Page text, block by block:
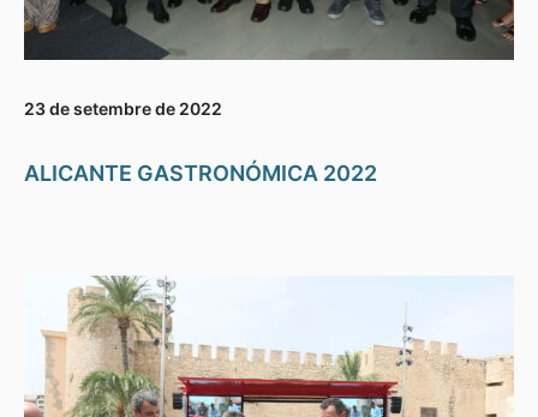
23 de setembre de 2022
ALICANTE GASTRONÓMICA 2022